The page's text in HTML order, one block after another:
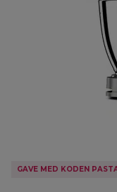
GAVE MED KODEN